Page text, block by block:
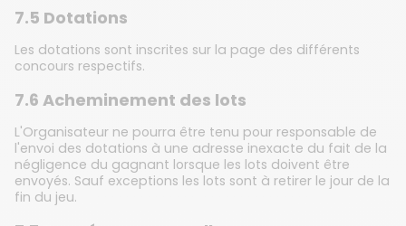
7.5 Dotations
Les dotations sont inscrites sur la page des différents
concours respectifs.
7.6 Acheminement des lots
L'Organisateur ne pourra être tenu pour responsable de
l'envoi des dotations à une adresse inexacte du fait de la
négligence du gagnant lorsque les lots doivent être
envoyés. Sauf exceptions les lots sont à retirer le jour de la
fin du jeu.